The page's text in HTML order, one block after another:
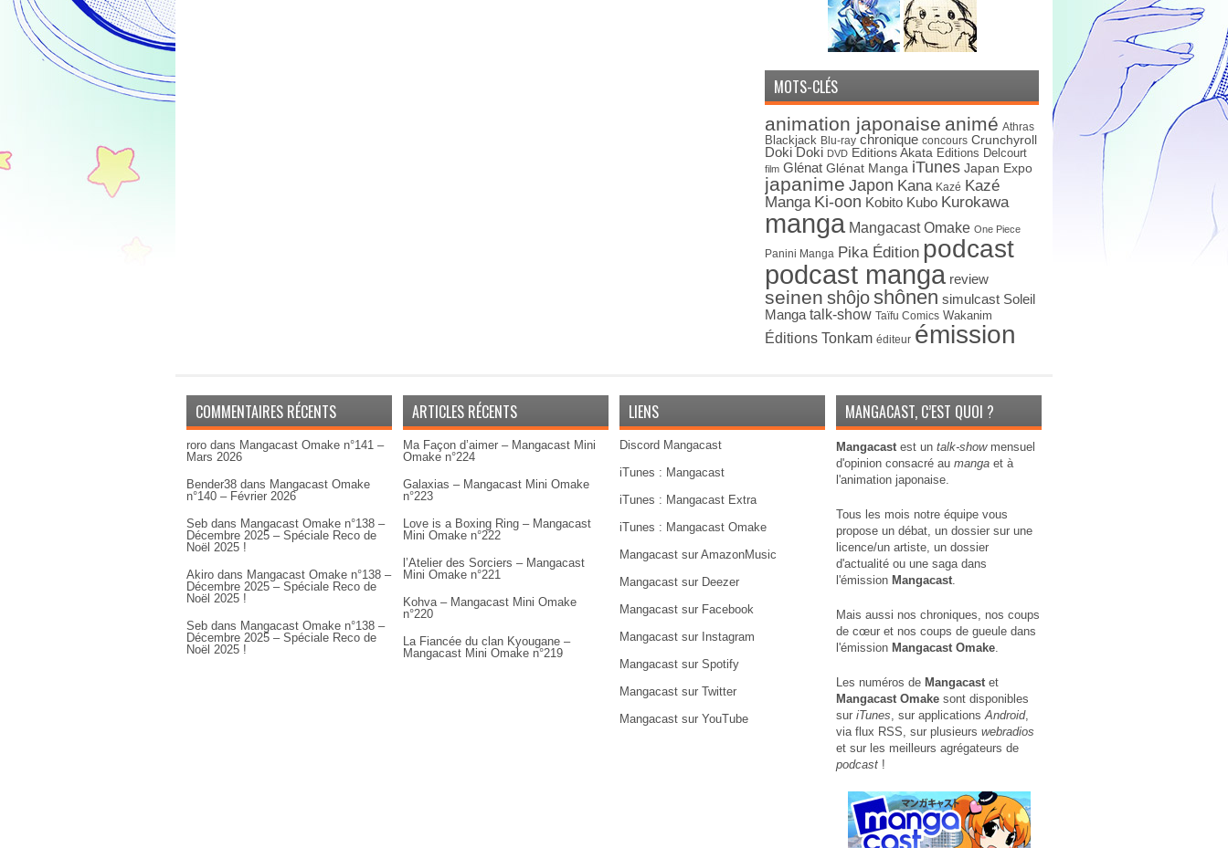
MOTS-CLÉS
animation japonaise animé Athras
Blackjack Blu-ray chronique concours Crunchyroll
Doki Doki DVD Editions Akata Editions Delcourt
film Glénat Glénat Manga iTunes Japan Expo
japanime Japon Kana Kazé Kazé
Manga Ki-oon Kobito Kubo Kurokawa
manga Mangacast Omake One Piece
Panini Manga Pika Édition podcast
podcast manga review
seinen shôjoshônen simulcast Soleil
Manga talk-show Taïfu Comics Wakanim
Éditions Tonkam éditeur émission
COMMENTAIRES RÉCENTS
roro dans Mangacast Omake n°141 –
Mars 2026
Bender38 dans Mangacast Omake
n°140 – Février 2026
Seb dans Mangacast Omake n°138 –
Décembre 2025 – Spéciale Reco de
Noël 2025 !
Akiro dans Mangacast Omake n°138 –
Décembre 2025 – Spéciale Reco de
Noël 2025 !
Seb dans Mangacast Omake n°138 –
Décembre 2025 – Spéciale Reco de
Noël 2025 !
ARTICLES RÉCENTS
Ma Façon d’aimer – Mangacast Mini
Omake n°224
Galaxias – Mangacast Mini Omake
n°223
Love is a Boxing Ring – Mangacast
Mini Omake n°222
l’Atelier des Sorciers – Mangacast
Mini Omake n°221
Kohva – Mangacast Mini Omake
n°220
La Fiancée du clan Kyougane –
Mangacast Mini Omake n°219
LIENS
Discord Mangacast
iTunes : Mangacast
iTunes : Mangacast Extra
iTunes : Mangacast Omake
Mangacast sur AmazonMusic
Mangacast sur Deezer
Mangacast sur Facebook
Mangacast sur Instagram
Mangacast sur Spotify
Mangacast sur Twitter
Mangacast sur YouTube
MANGACAST, C’EST QUOI ?
Mangacastest un talk-showmensuel
d'opinion consacré au manga et à
l'animation japonaise.
Tous les mois notre équipe vous
propose un débat, un dossier sur une
licence/un artiste, un dossier
d'actualité ou une saga dans
l'émission Mangacast.
Mais aussi nos chroniques, nos coups
de cœur et nos coups de gueule dans
l'émission Mangacast Omake.
Les numéros de Mangacastet
Mangacast Omake sont disponibles
sur iTunes, sur applicationsAndroid,
via flux RSS, sur plusieurs webradios
et sur les meilleurs agrégateurs de
podcast !